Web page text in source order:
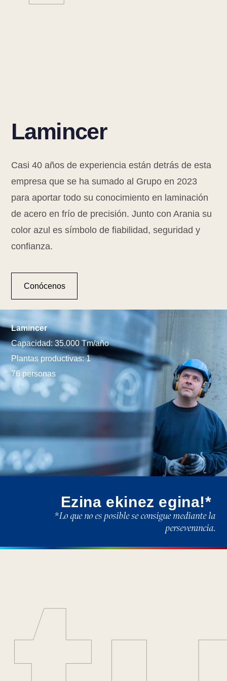
Lamincer
Casi 40 años de experiencia están detrás de esta
empresa que se ha sumado al Grupo en 2023
para aportar todo su conocimiento en laminación
de acero en frío de precisión. Junto con Arania su
color azul es símbolo de fiabilidad, seguridad y
confianza.
Conócenos
Lamincer
Capacidad: 35.000 Tm/año
Plantas productivas: 1
76 personas
Ezina ekinez egina!*
*Lo que no es posible se consigue mediante la
perseverancia.